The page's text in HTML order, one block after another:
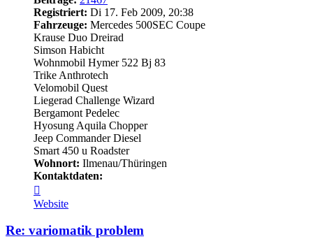
Registriert: Di 17. Feb 2009, 20:38
Fahrzeuge: Mercedes 500SEC Coupe
Krause Duo Dreirad
Simson Habicht
Wohnmobil Hymer 522 Bj 83
Trike Anthrotech
Velomobil Quest
Liegerad Challenge Wizard
Bergamont Pedelec
Hyosung Aquila Chopper
Jeep Commander Diesel
Smart 450 u Roadster
Wohnort: Ilmenau/Thüringen
Kontaktdaten:
von
guidolenz123
Website
Re: variomatik problem